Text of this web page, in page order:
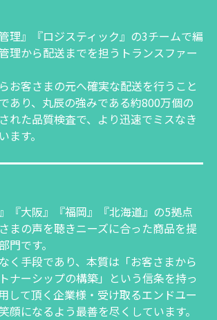
理』『ロジスティック』の3チームで編
理から配送までを担うトランスファー
お客さまの元へ確実な配送を行うこと
あり、丸辰の強みである約800万個の
れた品質検査で、より迅速でミスなき
ます。
『大阪』『福岡』『北海道』の5拠点
まの声を聴きニーズに合った商品を提
門です。
く手段であり、本質は「お客さまから
ナーシップの構築」という信条を持っ
して頂く企業様・受け取るエンドユー
顔になるよう最善を尽くしています。